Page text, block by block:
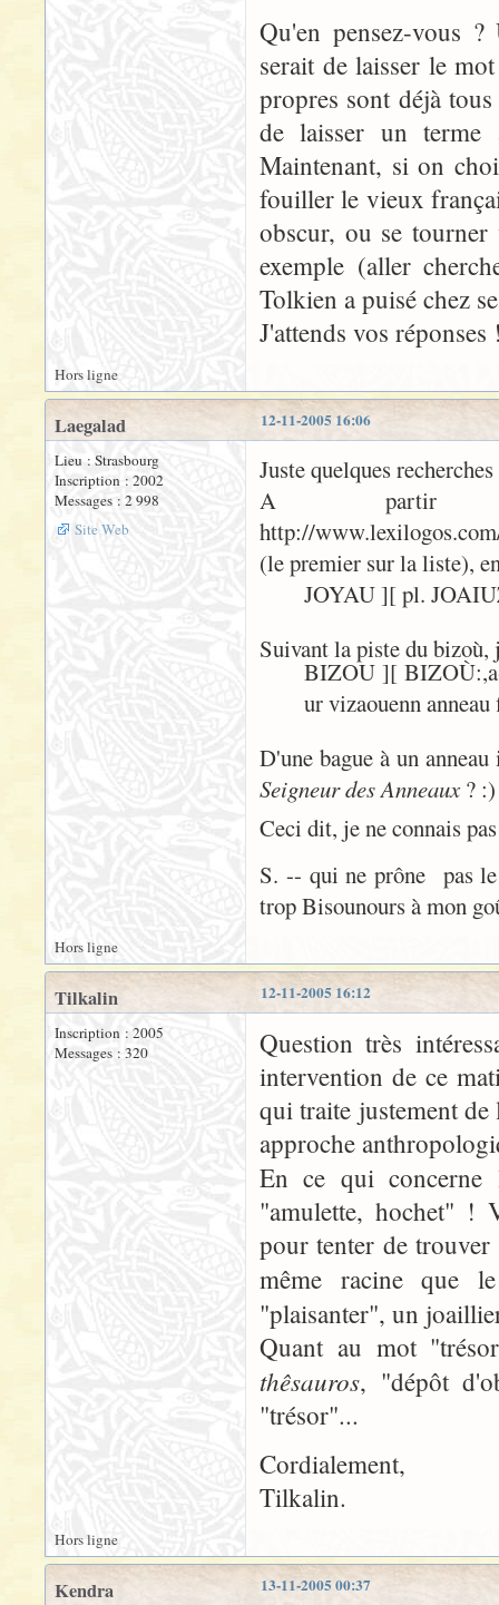
Qu'en pensez-vous
serait de laisser le
propres sont déjà
de laisser un terme
Maintenant, si on
fouiller le vieux
obscur, ou se tourner
exemple (aller
Tolkien a puisé chez
J'attends vos réponses
Hors ligne
12-11-2005 16:06
Laegalad
Lieu : Strasbourg
Inscription : 2002
Messages : 2 998
Site Web
Juste quelques
A partir
http://
(le premier sur la liste),
JOYAU ][ pl.
Suivant la piste du bizoù,
BIZOU ][
ur vizaouenn
D'une bague à un
Seigneur des Anneaux? :)
Ceci dit, je ne connais
S. -- qui ne prône pas
trop Bisounours à mon
Hors ligne
12-11-2005 16:12
Tilkalin
Inscription : 2005
Messages : 320
Question très
intervention de ce
qui traite justement
approche
En ce qui
"amulette, hochet" !
pour tenter de
même racine que
"plaisanter", un
Quant au mot
thêsauros, "dépôt
"trésor"...
Cordialement,
Tilkalin.
Hors ligne
13-11-2005 00:37
Kendra